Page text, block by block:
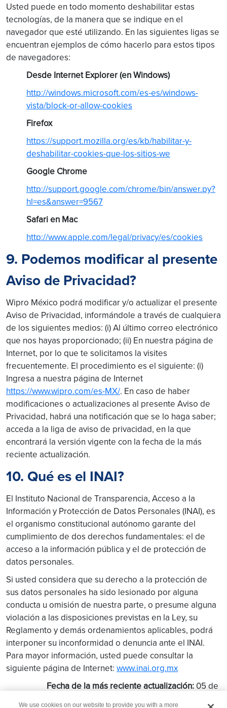
Usted puede en todo momento deshabilitar estas
tecnologías, de la manera que se indique en el
navegador que esté utilizando. En las siguientes ligas se
encuentran ejemplos de cómo hacerlo para estos tipos
de navegadores:
Desde Internet Explorer (en Windows)
http://windows.microsoft.com/es-es/windows-
vista/block-or-allow-cookies
Firefox
https://support.mozilla.org/es/kb/habilitar-y-
deshabilitar-cookies-que-los-sitios-we
Google Chrome
http://support.google.com/chrome/bin/answer.py?
hl=es&answer=9567
Safari en Mac
http://www.apple.com/legal/privacy/es/cookies
9. Podemos modificar al presente
Aviso de Privacidad?
Wipro México podrá modificar y/o actualizar el presente
Aviso de Privacidad, informándole a través de cualquiera
de los siguientes medios: (i) Al último correo electrónico
que nos hayas proporcionado; (ii) En nuestra página de
Internet, por lo que te solicitamos la visites
frecuentemente. El procedimiento es el siguiente: (i)
Ingresa a nuestra página de Internet
https://www.wipro.com/es-MX/. En caso de haber
modificaciones o actualizaciones al presente Aviso de
Privacidad, habrá una notificación que se lo haga saber;
acceda a la liga de aviso de privacidad, en la que
encontrará la versión vigente con la fecha de la más
reciente actualización.
10. Qué es el INAI?
El Instituto Nacional de Transparencia, Acceso a la
Información y Protección de Datos Personales (INAI), es
el organismo constitucional autónomo garante del
cumplimiento de dos derechos fundamentales: el de
acceso a la información pública y el de protección de
datos personales.
Si usted considera que su derecho a la protección de
sus datos personales ha sido lesionado por alguna
conducta u omisión de nuestra parte, o presume alguna
violación a las disposiciones previstas en la Ley, su
Reglamento y demás ordenamientos aplicables, podrá
interponer su inconformidad o denuncia ante el INAI.
Para mayor información, usted puede consultar la
siguiente página de Internet: www.inai.org.mx
Fecha de la más reciente actualización:05 de
We use cookies on our website to provide you with a more